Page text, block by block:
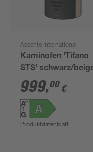
Accente International
Kaminofen 'Tifano
STS' schwarz/
6,5 kW
999,00 €
Produktdatenblatt